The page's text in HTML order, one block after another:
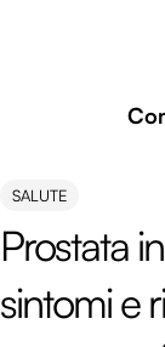
SALUTE
Prostata
sintomi e